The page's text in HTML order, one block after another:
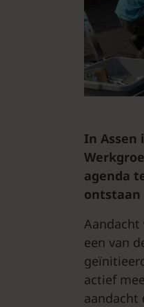
In Assen
agenda
ontstaan
een van
actief
aandacht